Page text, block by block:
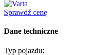
Sprawdź cenę
Dane techniczne
Typ pojazdu: